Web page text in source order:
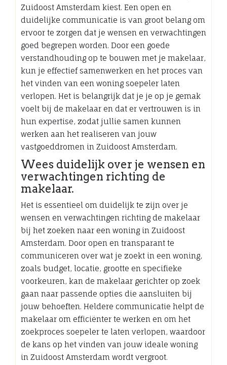
Zuidoost Amsterdam kiest. Een open en
duidelijke communicatie is van groot belang om
ervoor te zorgen dat je wensen en verwachtingen
goed begrepen worden. Door een goede
verstandhouding op te bouwen met je makelaar,
kun je effectief samenwerken en het proces van
het vinden van een woning soepeler laten
verlopen. Het is belangrijk dat je je op je gemak
voelt bij de makelaar en dat er vertrouwen is in
hun expertise, zodat jullie samen kunnen
werken aan het realiseren van jouw
vastgoeddromen in Zuidoost Amsterdam.
Wees duidelijk over je wensen en
verwachtingen richting de
makelaar.
Het is essentieel om duidelijk te zijn over je
wensen en verwachtingen richting de makelaar
bij het zoeken naar een woning in Zuidoost
Amsterdam. Door open en transparant te
communiceren over wat je zoekt in een woning,
zoals budget, locatie, grootte en specifieke
voorkeuren, kan de makelaar gerichter op zoek
gaan naar passende opties die aansluiten bij
jouw behoeften. Heldere communicatie helpt de
makelaar om efficiënter te werken en om het
zoekproces soepeler te laten verlopen, waardoor
de kans op het vinden van jouw ideale woning
in Zuidoost Amsterdam wordt vergroot.